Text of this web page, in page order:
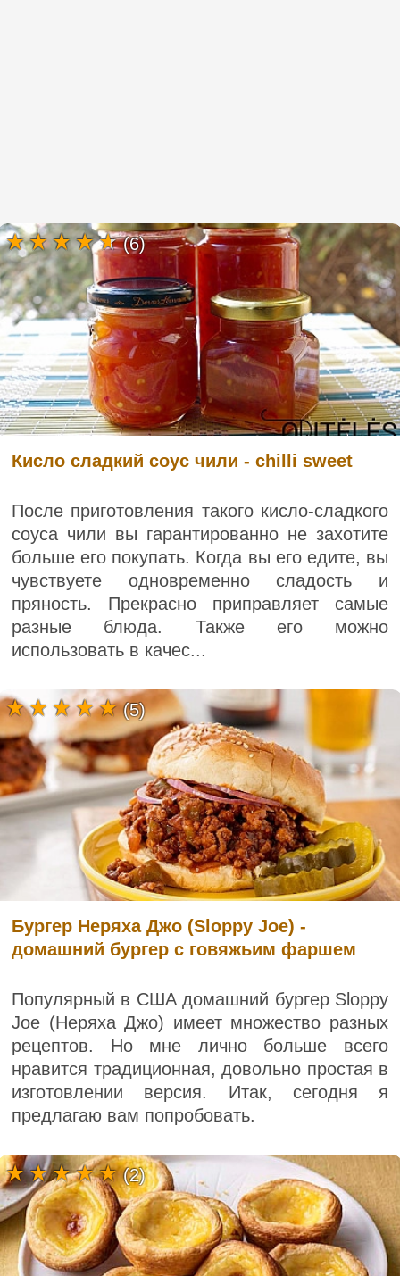
Кисло сладкий соус чили - chilli sweet
После приготовления такого кисло-сладкого
соуса чили вы гарантированно не захотите
больше его покупать. Когда вы его едите, вы
чувствуете одновременно сладость и
пряность. Прекрасно приправляет самые
разные блюда. Также его можно
использовать в качес...
(6)
Бургер Неряха Джо (Sloppy Joe) -
домашний бургер с говяжьим фаршем
Популярный в США домашний бургер Sloppy
Joe (Неряха Джо) имеет множество разных
рецептов. Но мне лично больше всего
нравится традиционная, довольно простая в
изготовлении версия. Итак, сегодня я
предлагаю вам попробовать.
(5)
(2)